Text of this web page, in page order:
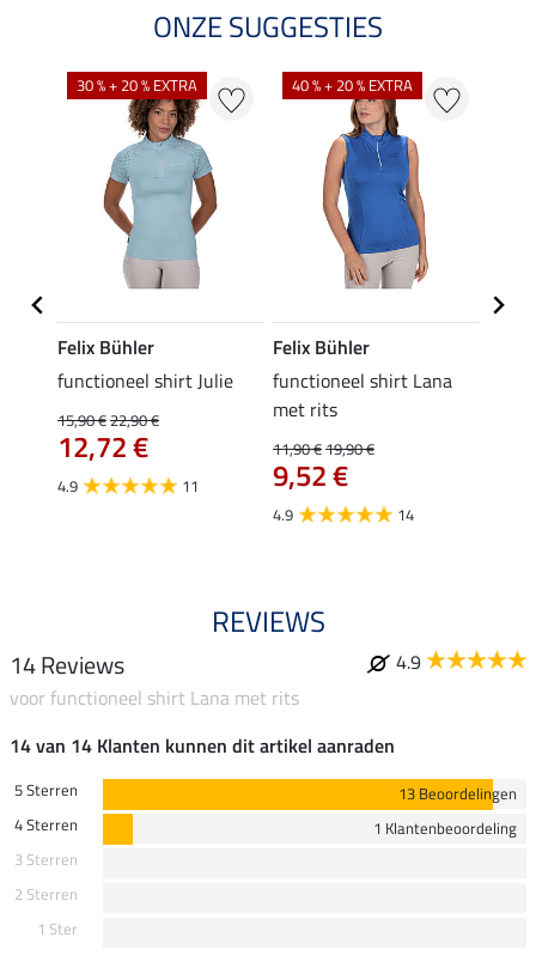
ONZE SUGGESTIES
30 % + 20 % EXTRA
Felix Bühler
functioneel shirt Julie
15,90 €22,90 €
12,72 €
4.9 11
40 % + 20 % EXTRA
Felix Bühler
functioneel shirt Lana
met rits
11,90 €19,90 €
9,52 €
4.9 14
REVIEWS
14 Reviews
4.9
voor functioneel shirt Lana met rits
14 van 14 Klanten kunnen dit artikel aanraden
5 Sterren
13 Beoordelingen
4 Sterren
1 Klantenbeoordeling
3 Sterren
2 Sterren
1 Ster